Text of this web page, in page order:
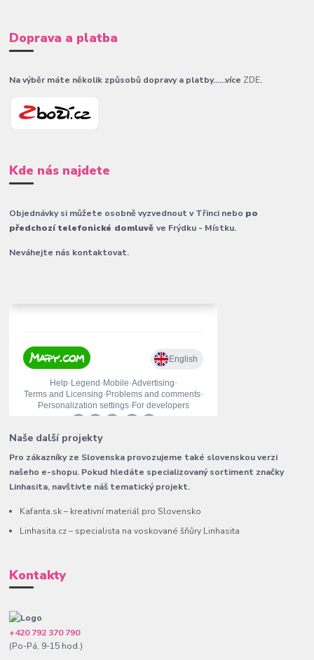
Doprava a platba
Na výběr máte několik způsobů dopravy a platby......více ZDE.
Kde nás najdete
Objednávky si můžete osobně vyzvednout v Třinci nebo po
předchozí telefonické domluvěve Frýdku - Místku.
Neváhejte nás kontaktovat.
Naše další projekty
Pro zákazníky ze Slovenska provozujeme také slovenskou verzi
našeho e-shopu. Pokud hledáte specializovaný sortiment značky
Linhasita, navštivte náš tematický projekt.
Kafanta.sk – kreativní materiál pro Slovensko
Linhasita.cz – specialista na voskované šňůry Linhasita
Kontakty
+420 792 370 790
(Po-Pá, 9-15 hod.)